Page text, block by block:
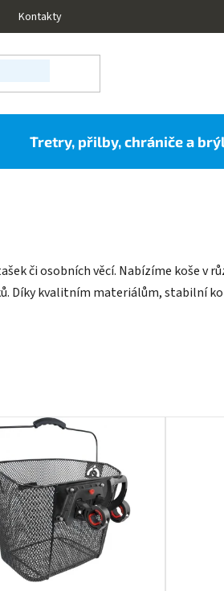
Kontakty
Tretry, přilby, chrániče a
či osobních věcí. Nabízíme koše v
Díky kvalitním materiálům, stabilní